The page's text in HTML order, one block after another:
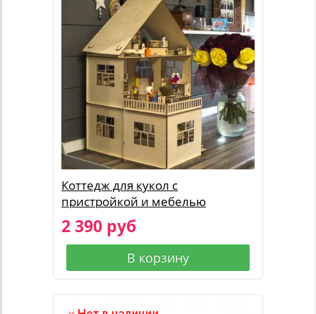
Коттедж для кукол с
пристройкой и мебелью
2 390 руб
В корзину